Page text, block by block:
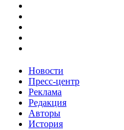
Новости
Пресс-центр
Реклама
Редакция
Авторы
История